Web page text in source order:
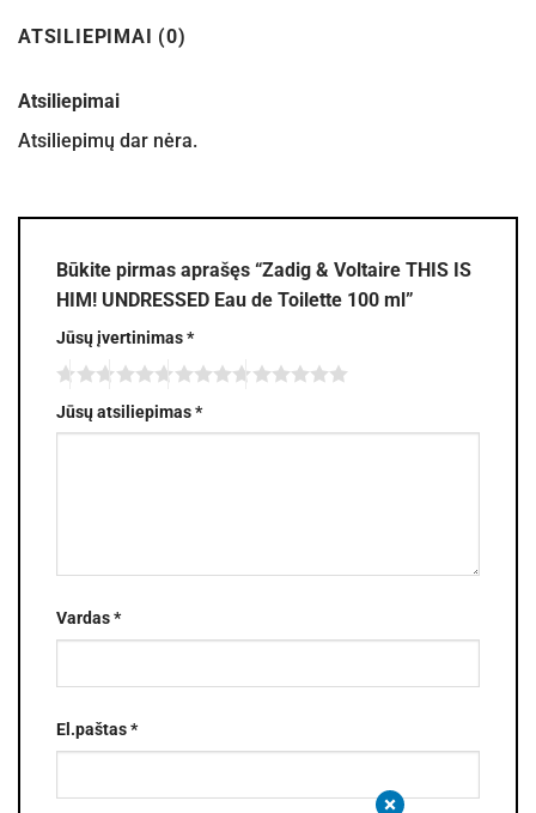
ATSILIEPIMAI (0)
Atsiliepimai
Atsiliepimų dar nėra.
Būkite pirmas aprašęs “Zadig & Voltaire THIS IS
HIM! UNDRESSED Eau de Toilette 100 ml”
Jūsų įvertinimas*
Jūsų atsiliepimas*
Vardas*
El.paštas*